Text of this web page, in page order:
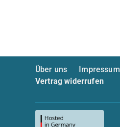
Über uns Impressum
Vertrag widerrufen